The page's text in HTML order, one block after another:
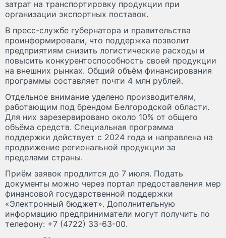
затрат на транспортировку продукции при
организации экспортных поставок.
В пресс-службе губернатора и правительства
проинформировали, что поддержка позволит
предприятиям снизить логистические расходы и
повысить конкурентоспособность своей продукции
на внешних рынках. Общий объём финансирования
программы составляет почти 4 млн рублей.
Отдельное внимание уделено производителям,
работающим под брендом Белгородской области.
Для них зарезервировано около 10% от общего
объёма средств. Специальная программа
поддержки действует с 2024 года и направлена на
продвижение региональной продукции за
пределами страны.
Приём заявок продлится до 7 июля. Подать
документы можно через портал предоставления мер
финансовой государственной поддержки
«Электронный бюджет». Дополнительную
информацию предприниматели могут получить по
телефону: +7 (4722) 33-63-00.